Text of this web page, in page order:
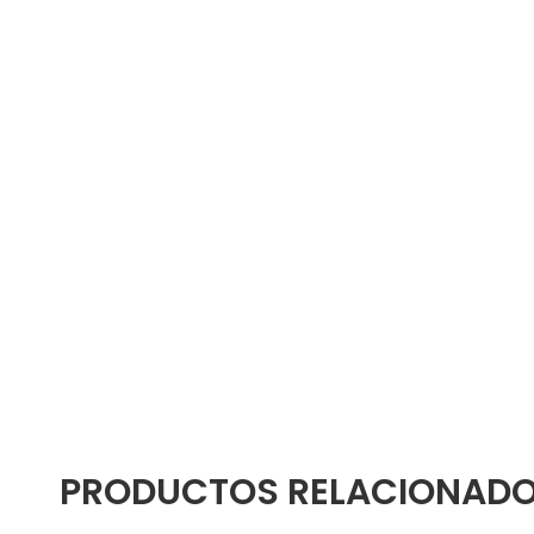
PRODUCTOS